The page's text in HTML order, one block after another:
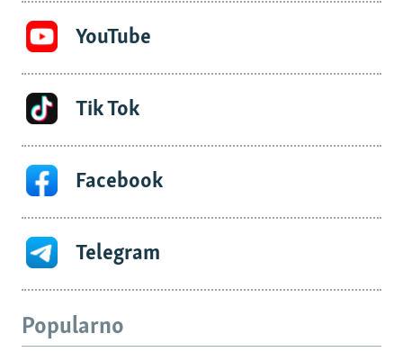
YouTube
Tik Tok
Facebook
Telegram
Popularno